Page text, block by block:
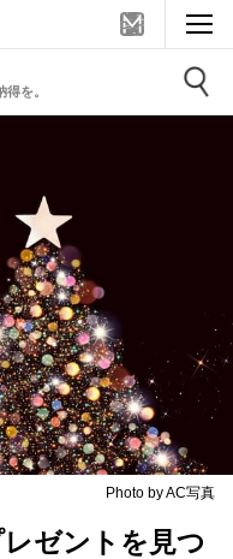
を。
Photo by AC写真
ゼントを見つ